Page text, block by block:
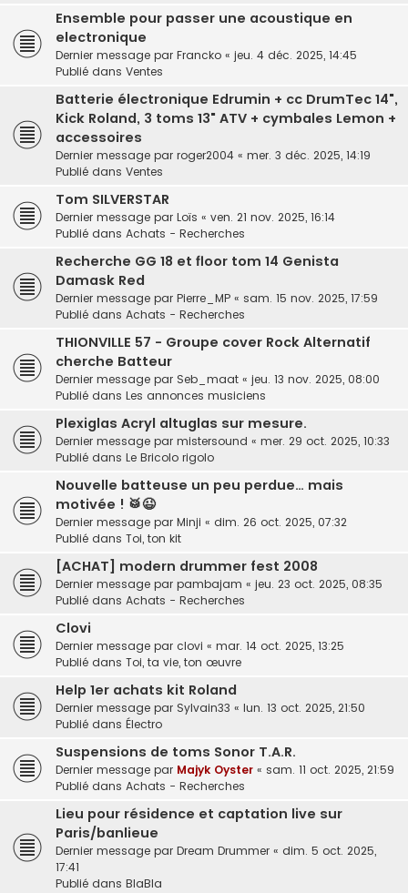
Ensemble pour passer une acoustique en
electronique
Dernier message par Francko « jeu. 4 déc. 2025, 14:45
Publié dans Ventes
Batterie électronique Edrumin + cc DrumTec 14",
Kick Roland, 3 toms 13" ATV + cymbales Lemon +
accessoires
Dernier message par roger2004 « mer. 3 déc. 2025, 14:19
Publié dans Ventes
Tom SILVERSTAR
Dernier message par Loïs « ven. 21 nov. 2025, 16:14
Publié dans Achats - Recherches
Recherche GG 18 et floor tom 14 Genista
Damask Red
Dernier message par Pierre_MP « sam. 15 nov. 2025, 17:59
Publié dans Achats - Recherches
THIONVILLE 57 - Groupe cover Rock Alternatif
cherche Batteur
Dernier message par Seb_maat « jeu. 13 nov. 2025, 08:00
Publié dans Les annonces musiciens
Plexiglas Acryl altuglas sur mesure.
Dernier message par mistersound « mer. 29 oct. 2025, 10:33
Publié dans Le Bricolo rigolo
Nouvelle batteuse un peu perdue… mais
motivée ! 🥁😉
Dernier message par Minji « dim. 26 oct. 2025, 07:32
Publié dans Toi, ton kit
[ACHAT] modern drummer fest 2008
Dernier message par pambajam « jeu. 23 oct. 2025, 08:35
Publié dans Achats - Recherches
Clovi
Dernier message par clovi « mar. 14 oct. 2025, 13:25
Publié dans Toi, ta vie, ton œuvre
Help 1er achats kit Roland
Dernier message par Sylvain33 « lun. 13 oct. 2025, 21:50
Publié dans Électro
Suspensions de toms Sonor T.A.R.
Dernier message par Majyk Oyster « sam. 11 oct. 2025, 21:59
Publié dans Achats - Recherches
Lieu pour résidence et captation live sur
Paris/banlieue
Dernier message par Dream Drummer « dim. 5 oct. 2025,
17:41
Publié dans BlaBla